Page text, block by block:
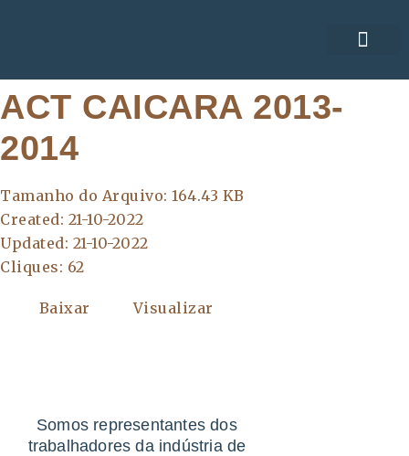
ACT CAICARA 2013-
2014
Tamanho do Arquivo: 164.43 KB
Created: 21-10-2022
Updated: 21-10-2022
Cliques: 62
Baixar Visualizar
Somos representantes dos
trabalhadores da indústria de